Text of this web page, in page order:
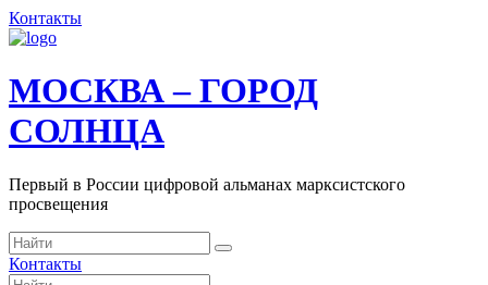
Контакты
МОСКВА – ГОРОД
СОЛНЦА
Первый в России цифровой альманах марксистского
просвещения
Контакты